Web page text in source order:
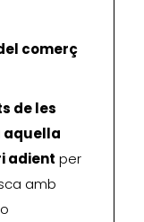
comerç
de les
aquella
adient per
amb